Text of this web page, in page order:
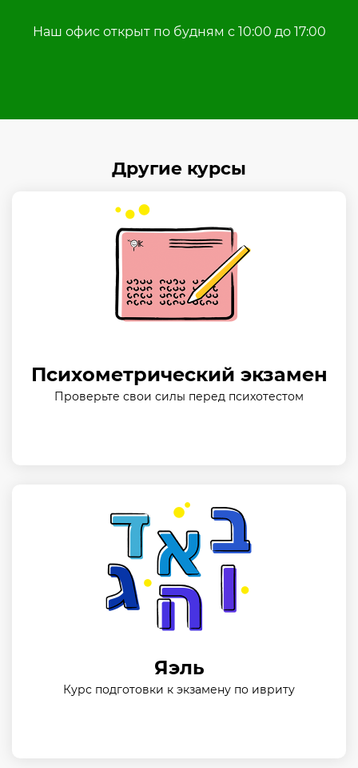
Наш офис открыт по будням с 10:00 до 17:00
Другие курсы
Психометрический экзамен
Проверьте свои силы перед психотестом
Яэль
Курс подготовки к экзамену по ивриту